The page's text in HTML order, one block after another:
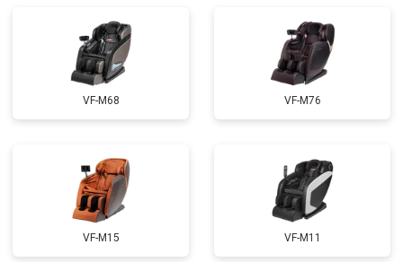
Ремонт купюроприемника
Замена сетевого трансформатора от 4500 ₽ Заказать
Ремонт микро-лифта от 5500 ₽
VF-M68 VF-M76
VF-M15 VF-M11